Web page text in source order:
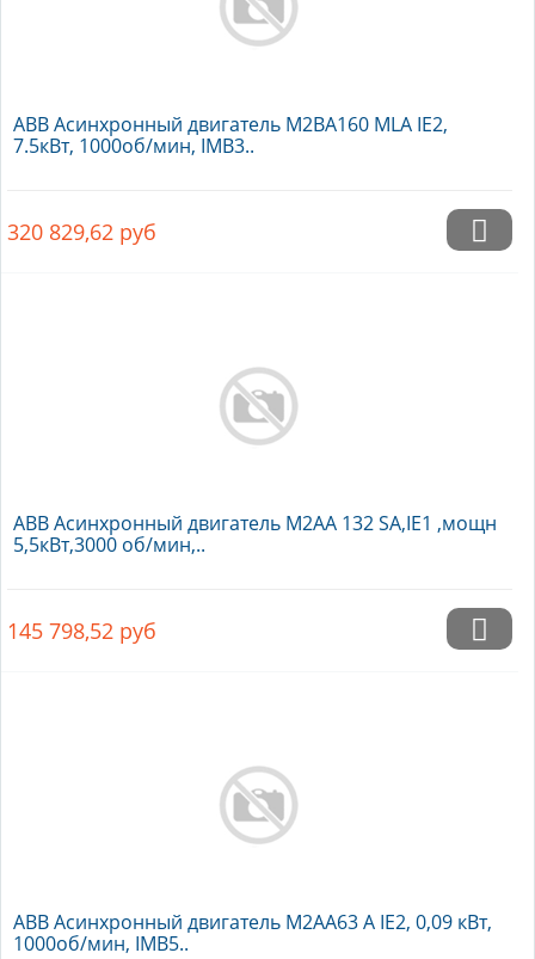
ABB Асинхронный двигатель M2BA160 MLA IE2,
7.5кВт, 1000об/мин, IMB3..
320 829,62 руб
ABB Асинхронный двигатель M2AA 132 SA,IE1 ,мощн
5,5кВт,3000 об/мин,..
145 798,52 руб
ABB Асинхронный двигатель M2AA63 A IE2, 0,09 кВт,
1000об/мин, IMB5..